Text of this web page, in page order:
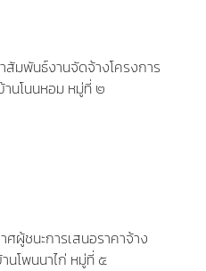
สัมพันธ์งานจัดจ้างโครงการ
นโนนหอม หมู่ที่ ๒
ศผู้ชนะการเสนอราคาจ้าง
นโพนนาไก่ หมู่ที่ ๕